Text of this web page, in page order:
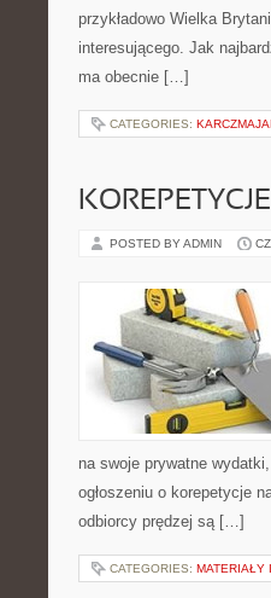
przykładowo Wielka
interesującego. Jak
ma obecnie […]
CATEGORIES:
KOREPETYCJE
POSTED BY ADMIN
na swoje prywatne
ogłoszeniu o korepetycje
odbiorcy prędzej są […]
CATEGORIES: MATERIAŁY